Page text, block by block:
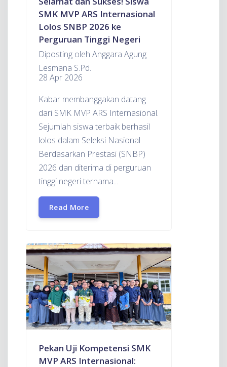
SMK MVP ARS Internasional
Lolos SNBP 2026 ke
Perguruan Tinggi Negeri
Diposting oleh Anggara Agung
Lesmana S.Pd.
28 Apr 2026
Kabar membanggakan datang
dari SMK MVP ARS Internasional.
Sejumlah siswa terbaik berhasil
lolos dalam Seleksi Nasional
Berdasarkan Prestasi (SNBP)
2026 dan diterima di perguruan
tinggi negeri ternama...
Read More
Pekan Uji Kompetensi SMK
MVP ARS Internasional: